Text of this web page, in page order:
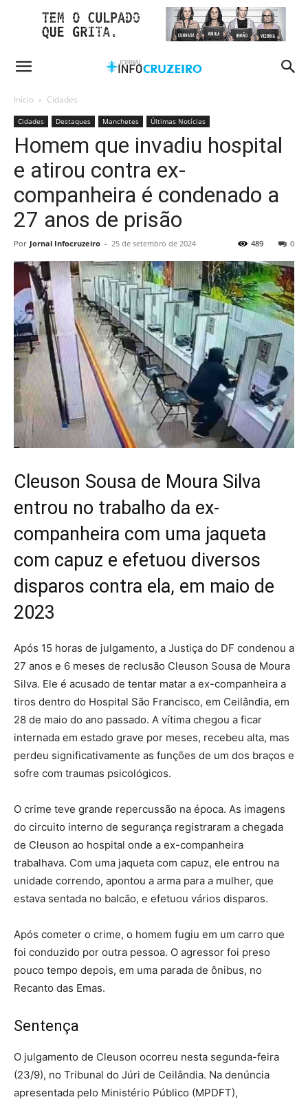
Início Cidades
Cidades Destaques Manchetes Últimas Notícias
Homem que invadiu hospital
e atirou contra ex-
companheira é condenado a
27 anos de prisão
Por Jornal Infocruzeiro - 25 de setembro de 2024 0
489
Cleuson Sousa de Moura Silva
entrou no trabalho da ex-
companheira com uma jaqueta
com capuz e efetuou diversos
disparos contra ela, em maio de
2023
Após 15 horas de julgamento, a Justiça do DF condenou a
27 anos e 6 meses de reclusão Cleuson Sousa de Moura
Silva. Ele é acusado de tentar matar a ex-companheira a
tiros dentro do Hospital São Francisco, em Ceilândia, em
28 de maio do ano passado. A vítima chegou a ficar
internada em estado grave por meses, recebeu alta, mas
perdeu significativamente as funções de um dos braços e
sofre com traumas psicológicos.
O crime teve grande repercussão na época. As imagens
do circuito interno de segurança registraram a chegada
de Cleuson ao hospital onde a ex-companheira
trabalhava. Com uma jaqueta com capuz, ele entrou na
unidade correndo, apontou a arma para a mulher, que
estava sentada no balcão, e efetuou vários disparos.
Após cometer o crime, o homem fugiu em um carro que
foi conduzido por outra pessoa. O agressor foi preso
pouco tempo depois, em uma parada de ônibus, no
Recanto das Emas.
Sentença
O julgamento de Cleuson ocorreu nesta segunda-feira
(23/9), no Tribunal do Júri de Ceilândia. Na denúncia
apresentada pelo Ministério Público (MPDFT),